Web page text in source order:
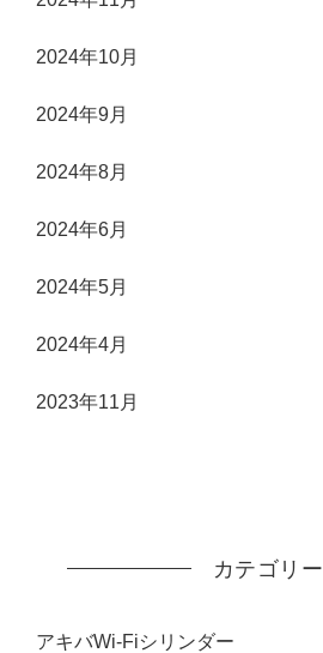
2024年10月
2024年9月
2024年8月
2024年6月
2024年5月
2024年4月
2023年11月
カテゴリー
アキバWi-Fiシリンダー